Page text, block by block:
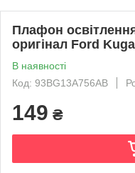
Плафон
оригінал Ford
В наявності
Код: 93BG13A756AB
149 ₴